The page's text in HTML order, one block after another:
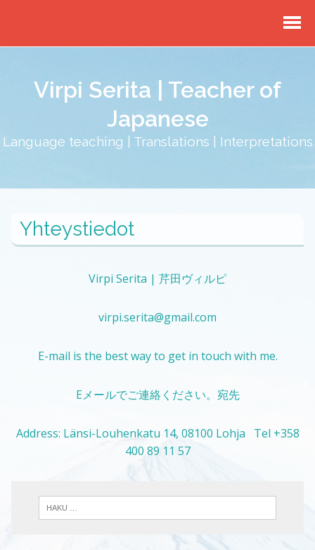
Virpi Serita | Teacher of
Japanese
Language teaching | Translations | Interpretations
Yhteystiedot
Virpi Serita | 芹田ヴィルピ
virpi.serita@gmail.com
E-mail is the best way to get in touch with me.
Eメールでご連絡ください。宛先
Address: Länsi-Louhenkatu 14, 08100 Lohja Tel +358
400 89 11 57